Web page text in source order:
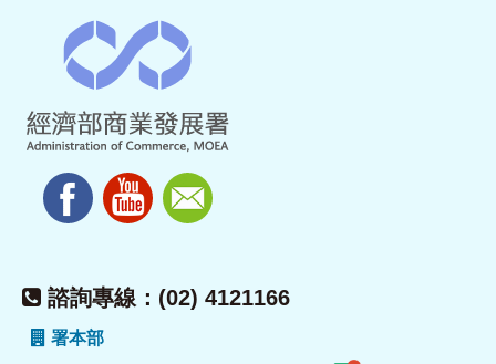
諮詢專線：(02) 4121166
署本部